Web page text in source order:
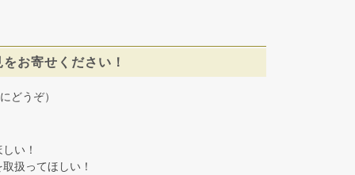
お寄せください！
どうぞ）
い！
扱ってほしい！